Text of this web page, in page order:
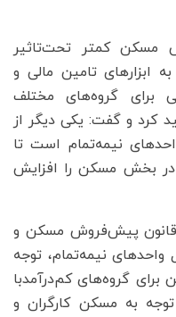
مسکن کمتر تحت‌تاثیر
ابزار‌های تامین مالی و
برای گروه‌های مختلف
کرد و گفت: یکی دیگر از
نیمه‌تمام است تا
بخش مسکن را افزایش
قانون پیش‌فروش مسکن و
واحد‌های نیمه‌تمام، توجه
گروه‌های کم‌درآمدبا
توجه به مسکن کارگران و